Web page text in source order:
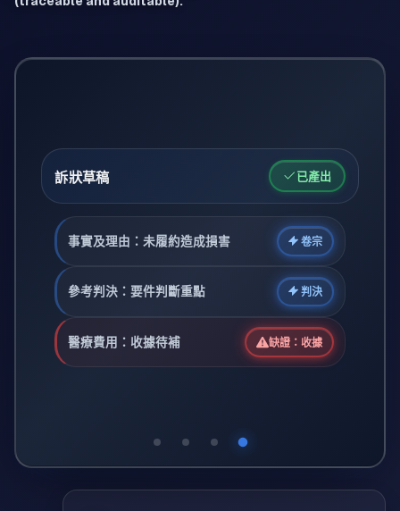
訴狀草稿 已產出
事實及理由：未履約造成損害 卷宗
參考判決：要件判斷重點 判決
醫療費用：收據待補 缺證：收據